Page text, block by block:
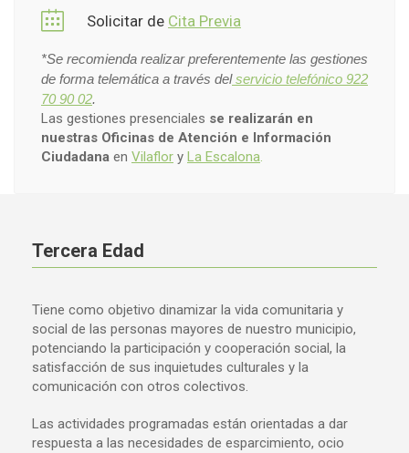
Solicitar de Cita Previa
*Se recomienda realizar preferentemente las gestiones
de forma telemática a través delservicio telefónico 922
70 90 02.
Las gestiones presenciales se realizarán en
nuestras Oficinas de Atención e Información
Ciudadana en Vilaflor y La Escalona.
Tercera Edad
Tiene como objetivo dinamizar la vida comunitaria y
social de las personas mayores de nuestro municipio,
potenciando la participación y cooperación social, la
satisfacción de sus inquietudes culturales y la
comunicación con otros colectivos.
Las actividades programadas están orientadas a dar
respuesta a las necesidades de esparcimiento, ocio